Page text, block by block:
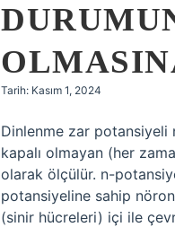
Tarih: Kasım 1, 2024
Dinlenme zar potansiyeli
kapalı olmayan (her
olarak ölçülür. n-
potansiyeline sahip
(sinir hücreleri) içi ile